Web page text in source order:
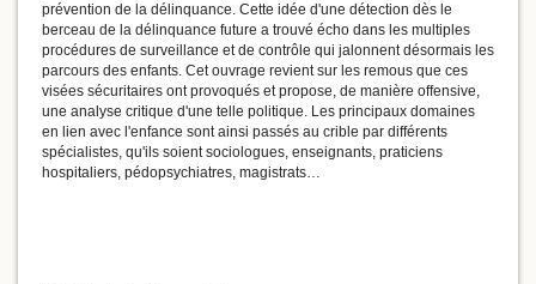
prévention de la délinquance. Cette idée d'une détection dès le
berceau de la délinquance future a trouvé écho dans les multiples
procédures de surveillance et de contrôle qui jalonnent désormais les
parcours des enfants. Cet ouvrage revient sur les remous que ces
visées sécuritaires ont provoqués et propose, de manière offensive,
une analyse critique d'une telle politique. Les principaux domaines
en lien avec l'enfance sont ainsi passés au crible par différents
spécialistes, qu'ils soient sociologues, enseignants, praticiens
hospitaliers, pédopsychiatres, magistrats…